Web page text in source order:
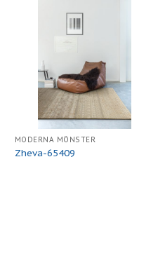
MODERNA MÖNSTER
Zheva-65409